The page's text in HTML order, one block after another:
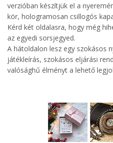
verzióban készítjük el a
kör, hologramosan csillogós
Kérd két oldalasra, hogy még
az egyedi sorsjegyed.
A hátoldalon lesz egy szokásos
játékleírás, szokásos eljárási
valósághű élményt a lehető